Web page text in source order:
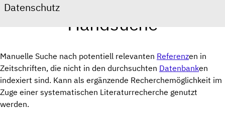
Datenschutz
Handsuche
Manuelle Suche nach potentiell relevanten Referenzen in
Zeitschriften, die nicht in den durchsuchten Datenbanken
indexiert sind. Kann als ergänzende Recherchemöglichkeit im
Zuge einer systematischen Literaturrecherche genutzt
werden.